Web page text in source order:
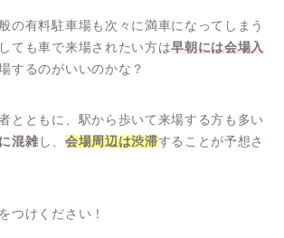
の有料駐車場も次々に満車になってしまう
ても車で来場されたい方は早朝には会場入
するのがいいのかな？
とともに、駅から歩いて来場する方も多い
混雑し、 会場周辺は渋滞することが予想さ
つけください！